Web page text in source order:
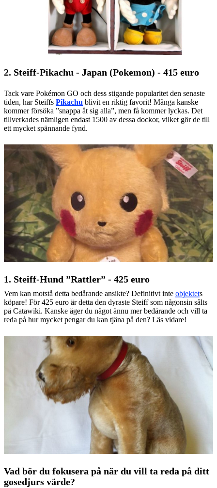
2. Steiff-Pikachu - Japan (Pokemon) - 415 euro
Tack vare Pokémon GO och dess stigande popularitet den senaste
tiden, har Steiffs Pikachu blivit en riktig favorit! Många kanske
kommer försöka ”snappa åt sig alla”, men få kommer lyckas. Det
tillverkades nämligen endast 1500 av dessa dockor, vilket gör de till
ett mycket spännande fynd.
1. Steiff-Hund ”Rattler” - 425 euro
Vem kan motstå detta bedårande ansikte? Definitivt inte objektets
köpare! För 425 euro är detta den dyraste Steiff som någonsin sålts
på Catawiki. Kanske äger du något ännu mer bedårande och vill ta
reda på hur mycket pengar du kan tjäna på den? Läs vidare!
Vad bör du fokusera på när du vill ta reda på ditt
gosedjurs värde?